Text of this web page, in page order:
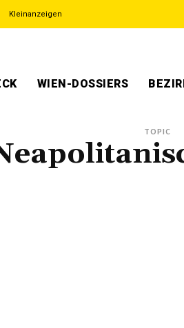
Kleinanzeigen
WIEN-DOSSIERS
TOPIC